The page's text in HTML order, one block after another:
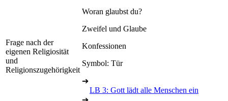
Frage nach der
eigenen Religiosität
und
Religionszugehörigkeit
Woran glaubst du?
Zweifel und Glaube
Konfessionen
Symbol: Tür
➔
LB 3: Gott lädt alle Menschen ein